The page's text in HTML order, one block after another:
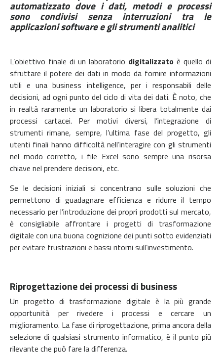
automatizzato dove i dati, metodi e processi
sono condivisi senza interruzioni tra le
applicazioni software e gli strumenti analitici
L’obiettivo finale di un laboratorio digitalizzato è quello di
sfruttare il potere dei dati in modo da fornire informazioni
utili e una business intelligence, per i responsabili delle
decisioni, ad ogni punto del ciclo di vita dei dati. È noto, che
in realtà raramente un laboratorio si libera totalmente dai
processi cartacei. Per motivi diversi, l’integrazione di
strumenti rimane, sempre, l’ultima fase del progetto, gli
utenti finali hanno difficoltà nell’interagire con gli strumenti
nel modo corretto, i file Excel sono sempre una risorsa
chiave nel prendere decisioni, etc.
Se le decisioni iniziali si concentrano sulle soluzioni che
permettono di guadagnare efficienza e ridurre il tempo
necessario per l’introduzione dei propri prodotti sul mercato,
è consigliabile affrontare i progetti di trasformazione
digitale con una buona cognizione dei punti sotto evidenziati
per evitare frustrazioni e bassi ritorni sull’investimento.
Riprogettazione dei processi di business
Un progetto di trasformazione digitale è la più grande
opportunità per rivedere i processi e cercare un
miglioramento. La fase di riprogettazione, prima ancora della
selezione di qualsiasi strumento informatico, è il punto più
rilevante che può fare la differenza.